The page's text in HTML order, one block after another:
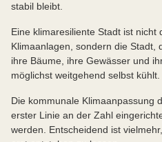
stabil bleibt.
Eine klimaresiliente Stadt ist nicht
Klimaanlagen, sondern die Stadt,
ihre Bäume, ihre Gewässer und
möglichst weitgehend selbst kühlt.
Die kommunale Klimaanpassung
erster Linie an der Zahl
werden. Entscheidend ist